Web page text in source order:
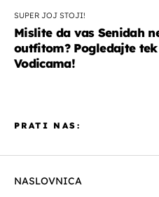
SUPER JOJ STOJI!
Mislite da vas Senidah
outfitom? Pogledajte
Vodicama!
NASLOVNICA
PRATI NAS: